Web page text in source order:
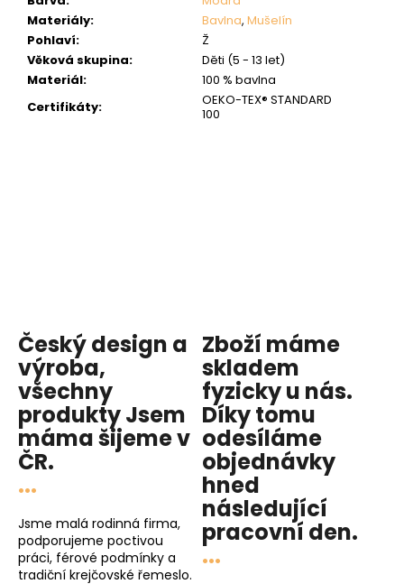
Materiály: Bavlna, Mušelín
Pohlaví:
Ž
Věková skupina:
Děti (5 - 13 let)
Materiál:
100 % bavlna
Certifikáty:
OEKO-TEX® STANDARD
100
Český design a
výroba,
všechny
produktyJsem
mámašijeme v
ČR.
...
Jsme malá rodinná firma,
podporujeme poctivou
práci, férové podmínky a
tradiční krejčovské řemeslo.
Zboží máme
skladem
fyzicky u nás.
Díky tomu
odesíláme
objednávky
hned
následující
pracovní den.
...